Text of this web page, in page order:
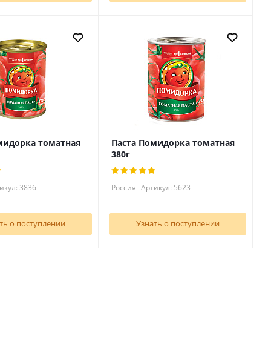
томатная
3836
о поступлении
Паста Помидорка томатная
380г
Россия Артикул: 5623
Узнать о поступлении